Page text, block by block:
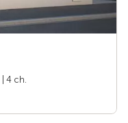
| 4 ch.